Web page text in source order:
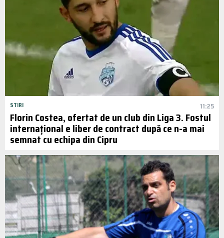
STIRI 11:25
Florin Costea, ofertat de un club din Liga 3. Fostul
internațional e liber de contract după ce n-a mai
semnat cu echipa din Cipru